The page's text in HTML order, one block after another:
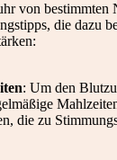
von bestimmten
die dazu
: Um den
die zu